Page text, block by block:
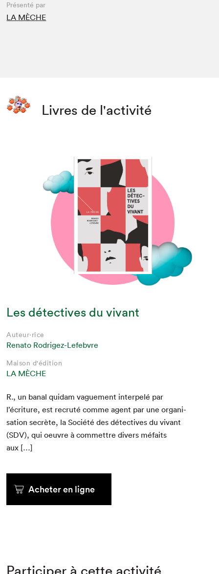
Présenté par
LA MÈCHE
Livres de l'activité
Les détectives du vivant
Auteur·rice
Renato Rodrigez-Lefebvre
Maison d'édition
LA MÈCHE
R., un banal quidam vague­ment inter­pelé par
l’écriture, est recruté comme agent par une organ­i­
sa­tion secrète, la Société des détec­tives du vivant
(SDV), qui oeu­vre à com­met­tre divers méfaits
aux […]
Acheter en ligne
Participer à cette activité